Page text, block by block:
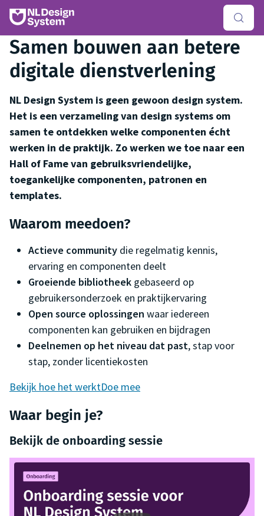
Samen bouwen aan betere
digitale dienstverlening
NL Design System is geen gewoon design system.
Het is een verzameling van design systems om
samen te ontdekken welke componenten écht
werken in de praktijk. Zo werken we toe naar een
Hall of Fame van gebruiksvriendelijke,
toegankelijke componenten, patronen en
templates.
Waarom meedoen?
Actieve community die regelmatig kennis,
ervaring en componenten deelt
Groeiende bibliotheek gebaseerd op
gebruikersonderzoek en praktijkervaring
Open source oplossingen waar iedereen
componenten kan gebruiken en bijdragen
Deelnemen op het niveau dat past, stap voor
stap, zonder licentiekosten
Bekijk hoe het werktDoe mee
Waar begin je?
Bekijk de onboarding sessie